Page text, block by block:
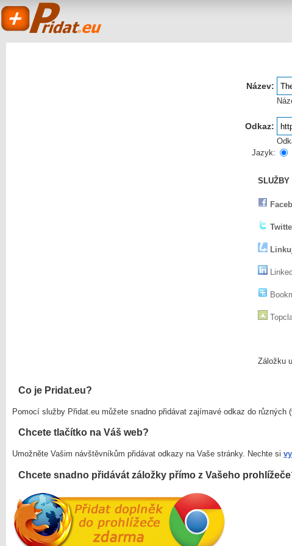
Název:
Odkaz:
Jazyk:
SLUŽBY
Záložku
Co je Pridat.eu?
Pomocí služby Přidat.eu můžete snadno přidávat zajímavé odkaz do
Chcete tlačítko na Váš web?
Umožněte Vašim návštěvníkům přidávat odkazy na Vaše stránky. Nechte si
Chcete snadno přidávát záložky přímo z Vašeho